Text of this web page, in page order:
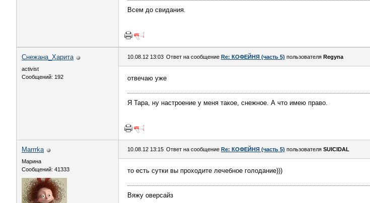
Всем до свидания.
Снежана_Харита
activist
Сообщений: 192
10.08.12 13:03 Ответ на сообщение Re: КОФЕЙНЯ (часть 5) пользователя Regyna
отвечаю уже
Я Тара, ну настроение у меня такое, снежное. А что имею право.
Marrrka
Марина
Сообщений: 41333
10.08.12 13:15 Ответ на сообщение Re: КОФЕЙНЯ (часть 5) пользователя SUICIDAL
то есть сутки вы проходите лечебное голодание)))
Вяжу оверсайз